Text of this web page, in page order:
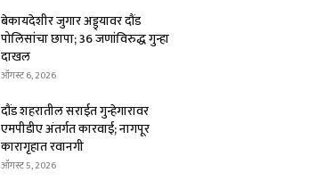
बेकायदेशीर जुगार अड्ड्यावर दौंड
पोलिसांचा छापा; 36 जणांविरुद्ध गुन्हा
दाखल
ऑगस्ट 6, 2026
दौंड शहरातील सराईत गुन्हेगारावर
एमपीडीए अंतर्गत कारवाई; नागपूर
कारागृहात रवानगी
ऑगस्ट 5, 2026